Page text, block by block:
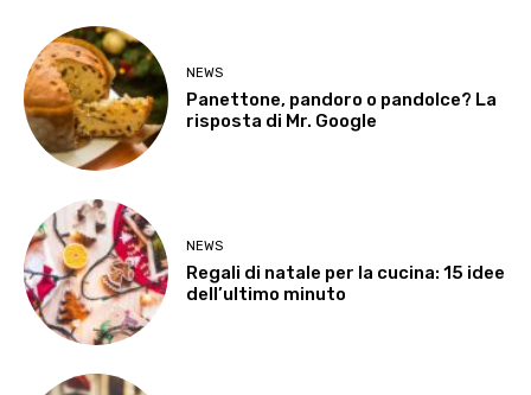
NEWS
Panettone, pandoro o pandolce? La
risposta di Mr. Google
NEWS
Regali di natale per la cucina: 15 idee
dell’ultimo minuto